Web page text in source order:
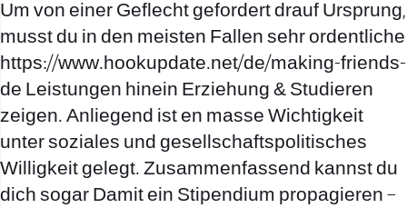
Um von einer Geflecht gefordert drauf Ursprung,
musst du in den meisten Fallen sehr ordentliche
https://www.hookupdate.net/de/making-friends-
de Leistungen hinein Erziehung & Studieren
zeigen. Anliegend ist en masse Wichtigkeit
unter soziales und gesellschaftspolitisches
Willigkeit gelegt. Zusammenfassend kannst du
dich sogar Damit ein Stipendium propagieren –